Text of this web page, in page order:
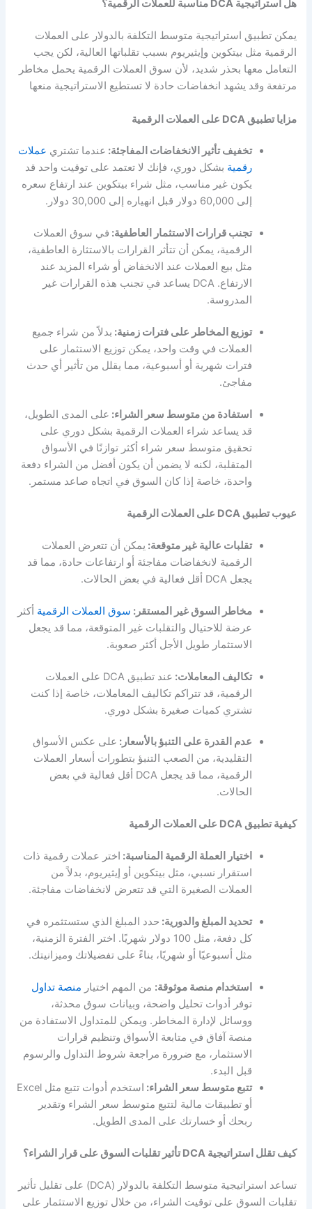
هل استراتيجية DCA مناسبة للعملات الرقمية؟
يمكن تطبيق استراتيجية متوسط التكلفة بالدولار على العملات
الرقمية مثل بيتكوين وإيثيريوم بسبب تقلباتها العالية، لكن يجب
التعامل معها بحذر شديد، لأن سوق العملات الرقمية يحمل مخاطر
مرتفعة وقد يشهد انخفاضات حادة لا تستطيع الاستراتيجية منعها
مزايا تطبيق DCA على العملات الرقمية
تخفيف تأثير الانخفاضات المفاجئة:عندما تشتري عملات
رقميةبشكل دوري، فإنك لا تعتمد على توقيت واحد قد
يكون غير مناسب، مثل شراء بيتكوين عند ارتفاع سعره
إلى 60,000 دولار قبل انهياره إلى 30,000 دولار.
تجنب قرارات الاستثمار العاطفية:في سوق العملات
الرقمية، يمكن أن تتأثر القرارات بالاستثارة العاطفية،
مثل بيع العملات عند الانخفاض أو شراء المزيد عند
الارتفاع. DCA يساعد في تجنب هذه القرارات غير
المدروسة.
توزيع المخاطر على فترات زمنية:بدلاً من شراء جميع
العملات في وقت واحد، يمكن توزيع الاستثمار على
فترات شهرية أو أسبوعية، مما يقلل من تأثير أي حدث
مفاجئ.
استفادة من متوسط سعر الشراء:على المدى الطويل،
قد يساعد شراء العملات الرقمية بشكل دوري على
تحقيق متوسط سعر شراء أكثر توازنًا في الأسواق
المتقلبة، لكنه لا يضمن أن يكون أفضل من الشراء دفعة
واحدة، خاصة إذا كان السوق في اتجاه صاعد مستمر.
عيوب تطبيق DCA على العملات الرقمية
تقلبات عالية غير متوقعة:يمكن أن تتعرض العملات
الرقمية لانخفاضات مفاجئة أو ارتفاعات حادة، مما قد
يجعل DCA أقل فعالية في بعض الحالات.
مخاطر السوق غير المستقر:سوق العملات الرقميةأكثر
عرضة للاحتيال والتقلبات غير المتوقعة، مما قد يجعل
الاستثمار طويل الأجل أكثر صعوبة.
تكاليف المعاملات:
عند تطبيق DCA على العملات
الرقمية، قد تتراكم تكاليف المعاملات، خاصة إذا كنت
تشتري كميات صغيرة بشكل دوري.
عدم القدرة على التنبؤ بالأسعار:على عكس الأسواق
التقليدية، من الصعب التنبؤ بتطورات أسعار العملات
الرقمية، مما قد يجعل DCA أقل فعالية في بعض
الحالات.
كيفية تطبيق DCA على العملات الرقمية
اختيار العملة الرقمية المناسبة:اختر عملات رقمية ذات
استقرار نسبي، مثل بيتكوين أو إيثيريوم، بدلاً من
العملات الصغيرة التي قد تتعرض لانخفاضات مفاجئة.
تحديد المبلغ والدورية:حدد المبلغ الذي ستستثمره في
كل دفعة، مثل 100 دولار شهريًا. اختر الفترة الزمنية،
مثل أسبوعيًا أو شهريًا، بناءً على تفضيلاتك وميزانيتك.
استخدام منصة موثوقة:من المهم اختيار منصة تداول
توفر أدوات تحليل واضحة، وبيانات سوق محدثة،
ووسائل لإدارة المخاطر. ويمكن للمتداول الاستفادة من
منصة آفاق في متابعة الأسواق وتنظيم قرارات
الاستثمار، مع ضرورة مراجعة شروط التداول والرسوم
قبل البدء.
تتبع متوسط سعر الشراء:
استخدم أدوات تتبع مثل Excel
أو تطبيقات مالية لتتبع متوسط سعر الشراء وتقدير
ربحك أو خسارتك على المدى الطويل.
كيف تقلل استراتيجية DCA تأثير تقلبات السوق على قرار الشراء؟
تساعد استراتيجية متوسط التكلفة بالدولار (DCA) على تقليل تأثير
تقلبات السوق على توقيت الشراء، من خلال توزيع الاستثمار على